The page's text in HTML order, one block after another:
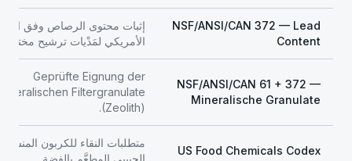
Im Inneren arbeitet das System wie ein perfekt
abgestimmtes Orchester: Aktivkohle-Ebenen
übernehmen vor allem die Adsorption von
Geschmack, Geruch, Restchlor und vielen
organischen Spurenstoffen wie Pestiziden,
Trihalomethanen, Pharmazeutika und – je nach
Prüfnachweis – hormonaktiven organischen
NSF/ANSI/CAN 372 — Lead
Content
إثبات محتوى الرصاص وفق
الأمريكي لمَدْيات ترشيح مختارة.
NSF/ANSI/CAN 61 + 372 —
Mineralische Granulate
Geprüfte Eignung der
Filtergranulate
(Zeolith).
US Food Chemicals Codex
متطلبات النقاء للكربون المنشّط
الحبيبي المطعَّم بالفضة.